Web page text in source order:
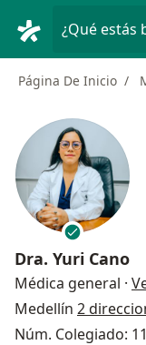
¿Qué estás
Página De Inicio
Dra. Yuri Cano
Médica general ·
Medellín 2
Núm. Colegiado: